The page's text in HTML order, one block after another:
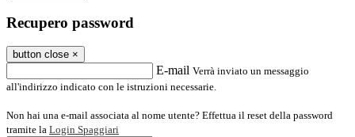
Recupero password
button close ×
E-mail Verrà inviato un messaggio
all'indirizzo indicato con le istruzioni necessarie.
Non hai una e-mail associata al nome utente? Effettua il reset della password
tramite la Login Spaggiari